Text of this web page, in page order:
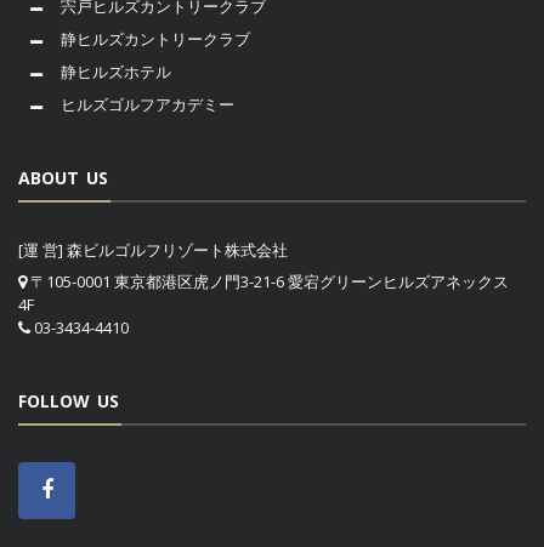
宍戸ヒルズカントリークラブ
静ヒルズカントリークラブ
静ヒルズホテル
ヒルズゴルフアカデミー
ABOUT US
[運 営] 森ビルゴルフリゾート株式会社
〒105-0001 東京都港区虎ノ門3-21-6 愛宕グリーンヒルズアネックス
4F
03-3434-4410
FOLLOW US